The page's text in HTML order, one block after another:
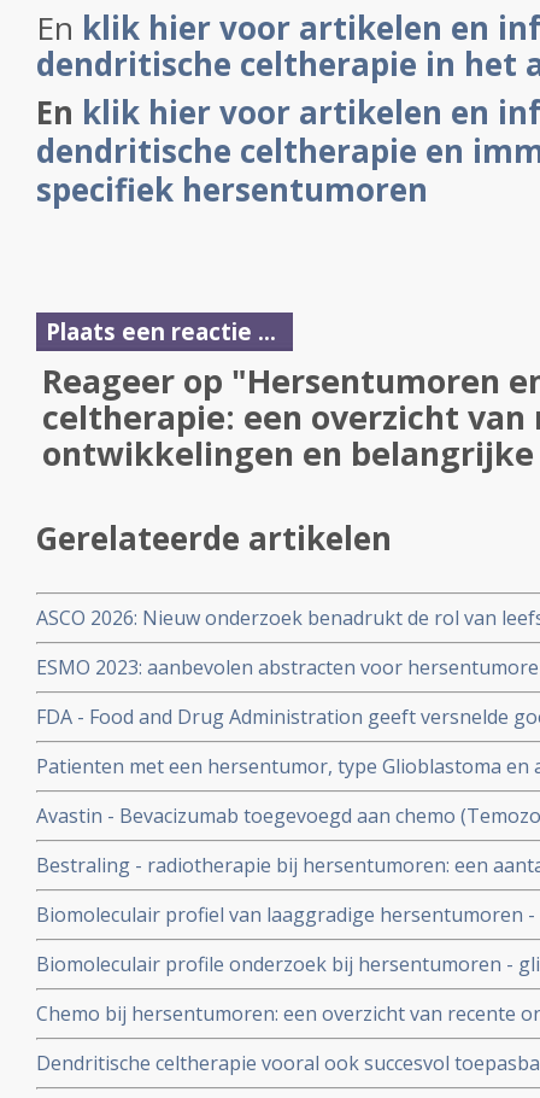
En klik hier voor artikelen en
dendritische celtherapie in het
En klik hier voor artikelen en
dendritische celtherapie en
specifiek hersentumoren
Plaats een reactie ...
Reageer op "Hersentumoren
celtherapie: een overzicht van
ontwikkelingen en belangrijke
Gerelateerde artikelen
ASCO 2026: Nieuw onderzoek benadrukt de rol van
behandelstrategieën in de kankerzorg.
ESMO 2023: aanbevolen abstracten voor
oncologen en wetenschappers
FDA - Food and Drug Administration geeft versnelde
Granulocyte Macrophage Colony Stimulating Factor
neuroblastoom in het bot of het beenmerg
Patienten met een hersentumor, type Glioblastoma en
een EGFRvIII mutatie lijken baat te hebben met AMG
ziekte
Avastin - Bevacizumab toegevoegd aan chemo
geeft zelfs slechtere overall overleving op 1 jaar bij
hersentumor Glioblastoma
Bestraling - radiotherapie bij hersentumoren: een
Biomoleculair profiel van laaggradige hersentumoren
oligodendrogliomas en oligoastrocytomas - ontrafelt
duidelijke prognose op overlevingskansen
Biomoleculair profile onderzoek bij hersentumoren -
wezenlijk verschil in behandelingsresultaten blijkt uit
Chemo bij hersentumoren: een overzicht van recente
name over Temodal - Temolzolomide
Dendritische celtherapie vooral ook succesvol